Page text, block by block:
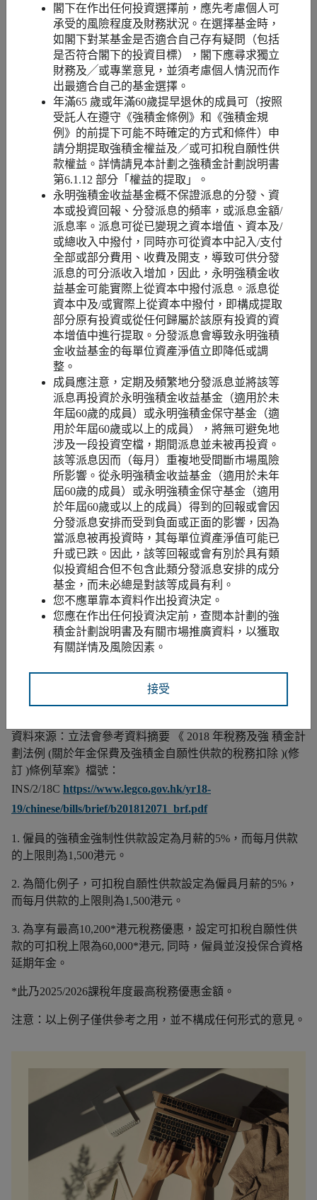
應繳稅款（港元） 78,900 68,700
TVC所節省稅款（港元） 不適用 10,200
Kelvin
數碼市場推廣經理
已婚有1名子女（10歲）
月薪 60,000港元，配偶沒有工作
T總收入(港元) 720,000
強積金供款安排
只有
MC +
減：MC的扣除（港元） 18,000 18,000
減：TVC的扣除（港元） 不適用 60,000
扣除後收入（港元） 702,000 642,000
減：已婚人士免稅額（港元） 264,000
減：子女免稅額（港元） 120,000
應課稅淨收入（港元） 318,000
應繳稅款（港元）
資料來源：立法會參考資料摘要 《 2018 年稅務及強 積金計
劃法例 (關於年金保費及強積金自願性供款的稅務扣除 )(修
訂 )條例草案》檔號：
INS/2/18C https://www.legco.gov.hk/yr18-
19/chinese/bills/brief/b201812071_brf.pdf
1. 僱員的強積金強制性供款設定為月薪的5%，而每月供款
的上限則為1,500港元。
2. 為簡化例子，可扣稅自願性供款設定為僱員月薪的5%，
而每月供款的上限則為1,500港元。
3. 為享有最高10,200*港元稅務優惠，設定可扣稅自願性供
款的可扣稅上限為60,000*港元, 同時，僱員並沒投保合資格
延期年金。
*此乃2025/2026課稅年度最高稅務優惠金額。
注意：以上例子僅供參考之用，並不構成任何形式的意見。
閣下在作出任何投資選擇前，應先考慮個人可
承受的風險程度及財務狀況。在選擇基金時，
如閣下對某基金是否適合自己存有疑問（包括
是否符合閣下的投資目標），閣下應尋求獨立
財務及╱或專業意見，並須考慮個人情況而作
出最適合自己的基金選擇。
年滿65 歲或年滿60歲提早退休的成員可（按照
受託人在遵守《強積金條例》和《強積金規
例》的前提下可能不時確定的方式和條件）申
請分期提取強積金權益及／或可扣稅自願性供
款權益。詳情請見本計劃之強積金計劃說明書
第6.1.12 部分「權益的提取」。
永明強積金收益基金概不保證派息的分發、資
本或投資回報、分發派息的頻率，或派息金額/
派息率。派息可從已變現之資本增值、資本及/
或總收⼊中撥付，同時亦可從資本中記入/支付
全部或部分費用、收費及開支，導致可供分發
派息的可分派收⼊增加，因此，永明強積金收
益基金可能實際上從資本中撥付派息。派息從
資本中及/或實際上從資本中撥付，即構成提取
部分原有投資或從任何歸屬於該原有投資的資
本增值中進行提取。分發派息會導致永明強積
金收益基金的每單位資產淨值立即降低或調
整。
成員應注意，定期及頻繁地分發派息並將該等
派息再投資於永明強積金收益基金（適用於未
年屆60歲的成員）或永明強積金保守基金（適
用於年屆60歲或以上的成員），將無可避免地
涉及一段投資空檔，期間派息並未被再投資。
該等派息因而（每月）重複地受間斷市場風險
所影響。從永明強積金收益基金（適用於未年
屆60歲的成員）或永明強積金保守基金（適用
於年屆60歲或以上的成員）得到的回報或會因
分發派息安排而受到負面或正面的影響，因為
當派息被再投資時，其每單位資產淨值可能已
升或已跌。因此，該等回報或會有別於具有類
似投資組合但不包含此類分發派息安排的成分
基金，而未必總是對該等成員有利。
您不應單靠本資料作出投資決定。
您應在作出任何投資決定前，查閱本計劃的強
積金計劃說明書及有關市場推廣資料，以獲取
有關詳情及風險因素。
接受